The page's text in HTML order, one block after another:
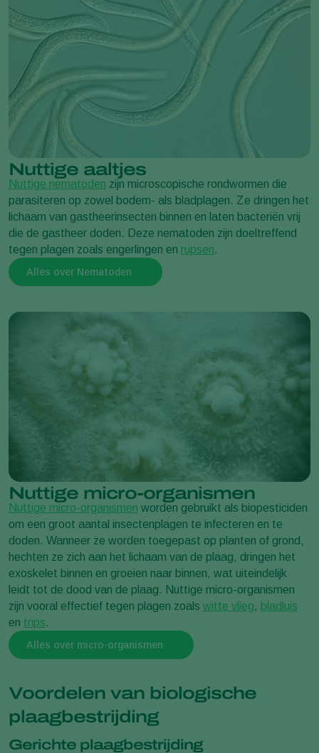
Nuttige aaltjes
Nuttige nematoden zijn microscopische rondwormen die
parasiteren op zowel bodem- als bladplagen. Ze dringen het
lichaam van gastheerinsecten binnen en laten bacteriën vrij
die de gastheer doden. Deze nematoden zijn doeltreffend
tegen plagen zoals engerlingen en rupsen.
Alles over Nematoden
Nuttige micro-organismen
Nuttige micro-organismen worden gebruikt als biopesticiden
om een groot aantal insectenplagen te infecteren en te
doden. Wanneer ze worden toegepast op planten of grond,
hechten ze zich aan het lichaam van de plaag, dringen het
exoskelet binnen en groeien naar binnen, wat uiteindelijk
leidt tot de dood van de plaag. Nuttige micro-organismen
zijn vooral effectief tegen plagen zoals witte vlieg, bladluis
en trips.
Alles over micro-organismen
Voordelen van biologische
plaagbestrijding
Gerichte plaagbestrijding